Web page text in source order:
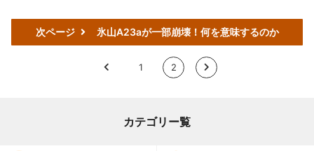
次ページ 氷山A23aが一部崩壊！何を意味するのか
< 1 2 >
カテゴリー覧